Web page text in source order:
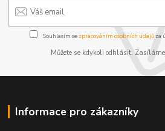
Souhlasím se zpracováním osobních údajůza
Můžete se kdykoli odhlásit.
Informace pro zákazníky